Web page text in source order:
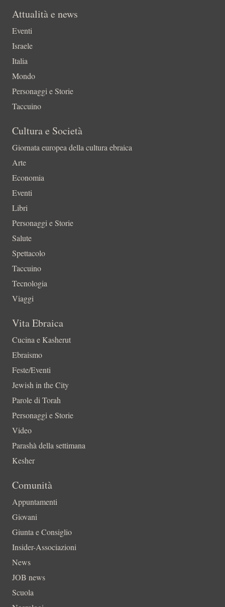
Attualità e news
Eventi
Israele
Italia
Mondo
Personaggi e Storie
Taccuino
Cultura e Società
Giornata europea della cultura ebraica
Arte
Economia
Eventi
Libri
Personaggi e Storie
Salute
Spettacolo
Taccuino
Tecnologia
Viaggi
Vita Ebraica
Cucina e Kasherut
Ebraismo
Feste/Eventi
Jewish in the City
Parole di Torah
Personaggi e Storie
Video
Parashà della settimana
Kesher
Comunità
Appuntamenti
Giovani
Giunta e Consiglio
Insider-Associazioni
News
JOB news
Scuola